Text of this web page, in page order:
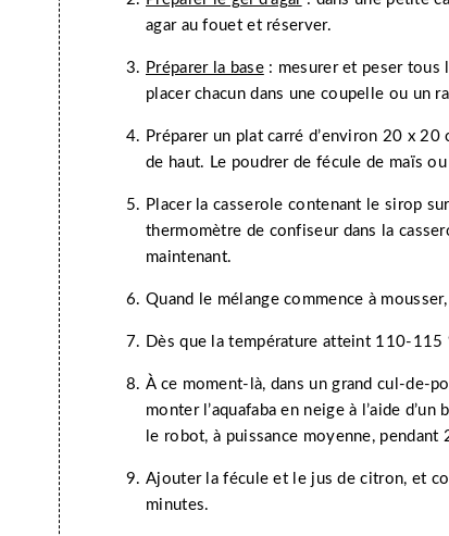
agar au fouet et réserver.
Préparer la base: mesurer et peser tous
placer chacun dans une coupelle ou un
Préparer un plat carré d’environ 20 x 20
de haut. Le poudrer de fécule de maïs
Placer la casserole contenant le sirop
thermomètre de confiseur dans la
maintenant.
Quand le mélange commence à
Dès que la température atteint 110-115
À ce moment-là, dans un grand cul-de-
monter l’aquafaba en neige à l’aide
le robot, à puissance moyenne, pendant
Ajouter la fécule et le jus de citron, et
minutes.